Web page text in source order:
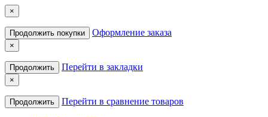
×
Продолжить покупки Оформление заказа
×
Продолжить Перейти в закладки
×
Продолжить Перейти в сравнение товаров